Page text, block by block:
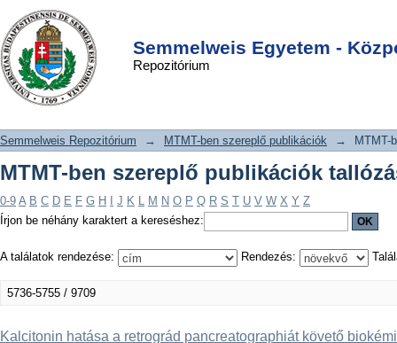
Semmelweis Egyetem -
Repozitórium
MTMT-ben szereplő publikációk
tallózása cím szerint
DSpace/Manakin Repository
Semmelweis Repozitórium → MTMT-ben szereplő publikációk → MTMT-
MTMT-ben szereplő publikációk
0-9 A B C D E F G H J K L M N O P Q R S T U V W X Y Z
Írjon be néhány karaktert a kereséshez:
A találatok rendezése: Rendezés:
5736-5755 / 9709
Kalcitonin hatása a retrográd pancreatographiát követő